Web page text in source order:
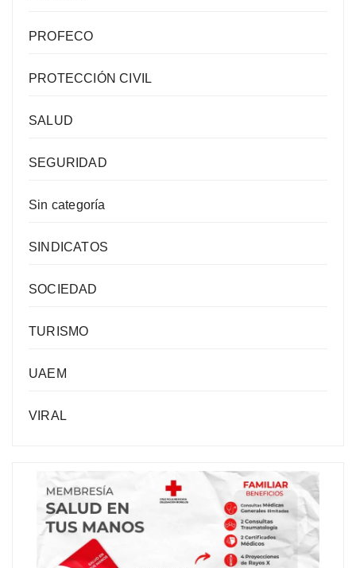
PROFECO
PROTECCIÓN CIVIL
SALUD
SEGURIDAD
Sin categoría
SINDICATOS
SOCIEDAD
TURISMO
UAEM
VIRAL